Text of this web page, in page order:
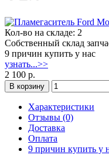
Кол-во на складе: 2
Собственный склад
9 причин купить у нас
узнать...>>
2 100 р.
В корзину
Характеристики
Отзывы (0)
Доставка
Оплата
9 причин купить у